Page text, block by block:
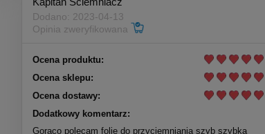
Dodano: 2023-04-13
Opinia zweryfikowana
Ocena produktu:
Ocena sklepu:
Ocena dostawy:
Dodatkowy komentarz:
Gorąco polecam folie do przyciemniania szyb szybka